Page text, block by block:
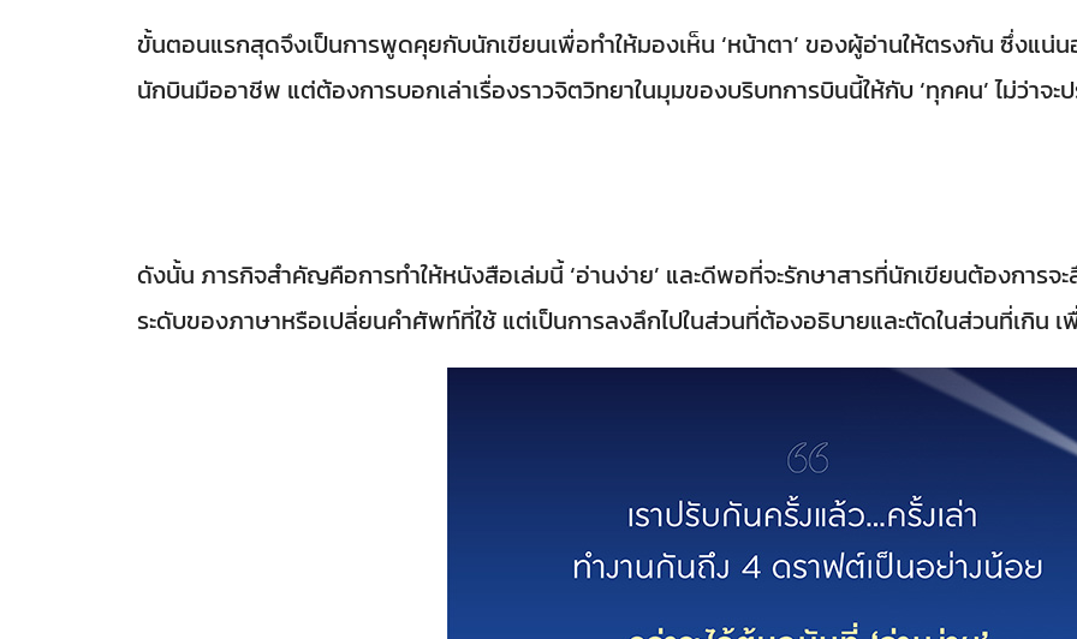
ขั้นตอนแรกสุดจึงเป็นการพูดคุยกับนักเขียนเพื่อทำให้มองเห็น ‘หน้าตา’ ของผู้อ่านให้ตรงกัน ซึ่งแน่น
นักบินมืออาชีพ แต่ต้องการบอกเล่าเรื่องราวจิตวิทยาในมุมของบริบทการบินนี้ให้กับ ‘ทุกคน’ ไม่ว่าจะ
ดังนั้น ภารกิจสำคัญคือการทำให้หนังสือเล่มนี้ ‘อ่านง่าย’ และดีพอที่จะรักษาสารที่นักเขียนต้องการจ
ระดับของภาษาหรือเปลี่ยนคำศัพท์ที่ใช้ แต่เป็นการลงลึกไปในส่วนที่ต้องอธิบายและตัดในส่วนที่เกิน